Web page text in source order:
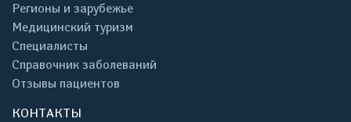
Регионы и зарубежье
Медицинский туризм
Специалисты
Справочник заболеваний
Отзывы пациентов
КОНТАКТЫ